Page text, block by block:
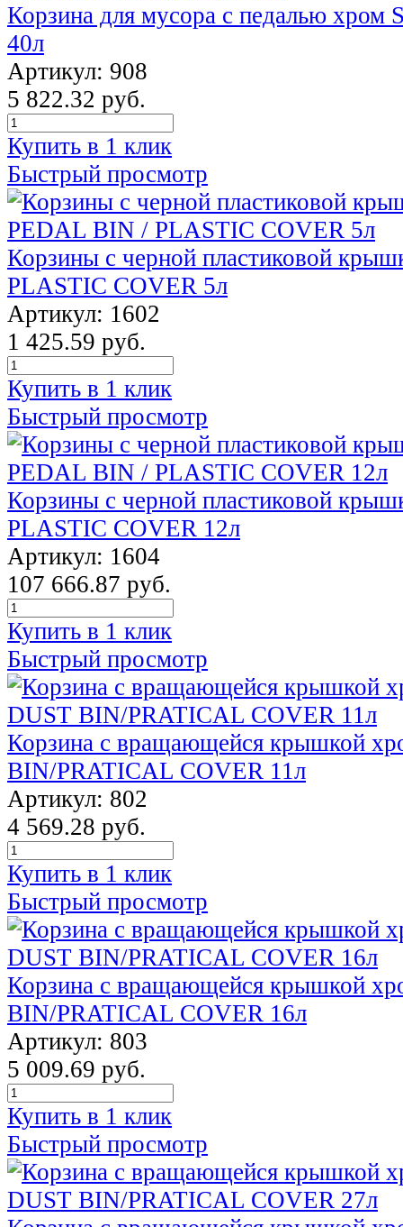
Корзина для мусора с педалью
40л
Артикул: 908
5 822.32 руб.
Купить в 1 клик
Быстрый просмотр
Корзины с черной пластиковой
PLASTIC COVER 5л
Артикул: 1602
1 425.59 руб.
Купить в 1 клик
Быстрый просмотр
Корзины с черной пластиковой
PLASTIC COVER 12л
Артикул: 1604
107 666.87 руб.
Купить в 1 клик
Быстрый просмотр
Корзина с вращающейся крышкой
BIN/PRATICAL COVER 11л
Артикул: 802
4 569.28 руб.
Купить в 1 клик
Быстрый просмотр
Корзина с вращающейся крышкой
BIN/PRATICAL COVER 16л
Артикул: 803
5 009.69 руб.
Купить в 1 клик
Быстрый просмотр